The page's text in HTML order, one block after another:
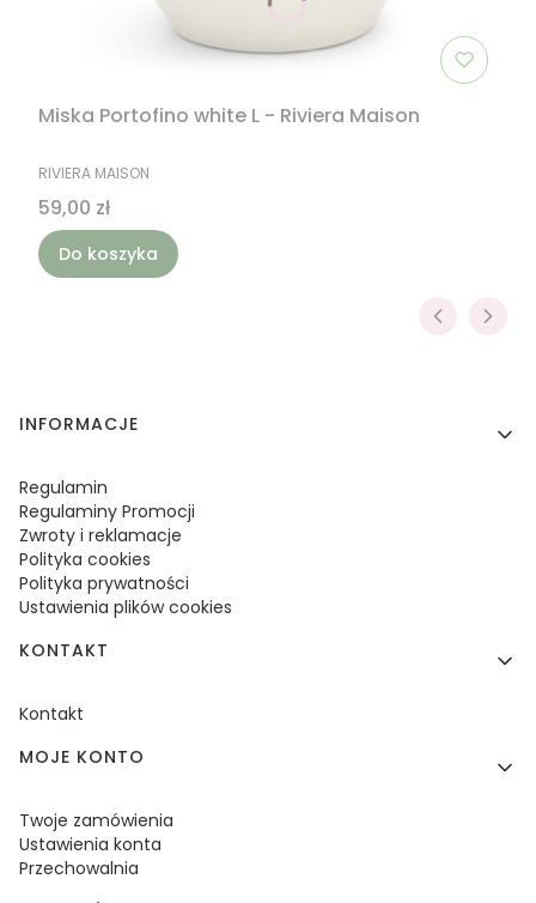
Miska Portofino white L - Riviera Maison
PRODUCENT
RIVIERA MAISON
Cena
59,00 zł
Do koszyka
Linki w stopce
INFORMACJE
Regulamin
Regulaminy Promocji
Zwroty i reklamacje
Polityka cookies
Polityka prywatności
Ustawienia plików cookies
KONTAKT
Kontakt
MOJE KONTO
Twoje zamówienia
Ustawienia konta
Przechowalnia